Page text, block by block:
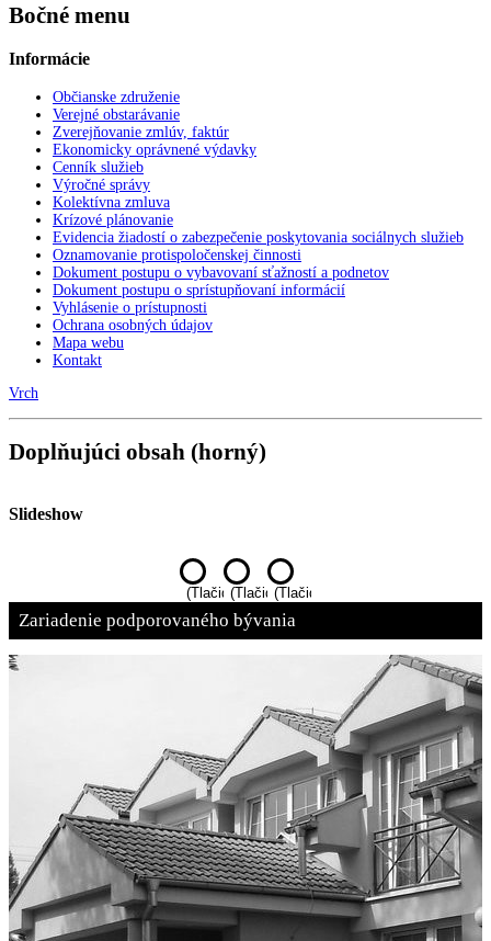
Bočné menu
Informácie
Občianske združenie
Verejné obstarávanie
Zverejňovanie zmlúv, faktúr
Ekonomicky oprávnené výdavky
Cenník služieb
Výročné správy
Kolektívna zmluva
Krízové plánovanie
Evidencia žiadostí o zabezpečenie poskytovania sociálnych služieb
Oznamovanie protispoločenskej činnosti
Dokument postupu o vybavovaní sťažností a podnetov
Dokument postupu o sprístupňovaní informácií
Vyhlásenie o prístupnosti
Ochrana osobných údajov
Mapa webu
Kontakt
Vrch
Doplňujúci obsah (horný)
Slideshow
Zariadenie podporovaného bývania
(Tlačidlo
slideshow)
Zariadenie sociálnych služieb Maňa
(Tlačidlo
slideshow)
Naša chalúpka v Hiadeli
(Tlačidlo
slideshow)
Zariadenie podporovaného bývania